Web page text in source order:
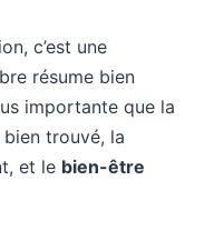
c’est une
résume bien
importante que la
trouvé, la
et le bien-être